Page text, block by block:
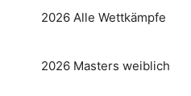
2026 Alle Wettkämpfe
2026 Masters weiblich